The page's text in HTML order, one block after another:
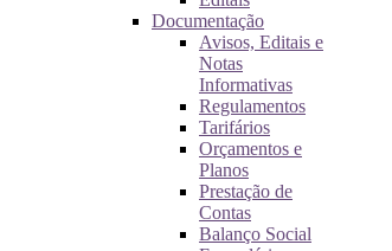
Documentação
Avisos, Editais e
Notas
Informativas
Regulamentos
Tarifários
Orçamentos e
Planos
Prestação de
Contas
Balanço Social